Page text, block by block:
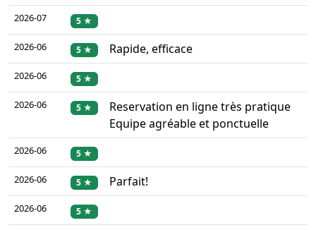
2026-07 5 ★
2026-06 5 ★ Rapide, efficace
2026-06 5 ★
2026-06 5 ★
Reservation en ligne très pratique
Equipe agréable et ponctuelle
2026-06 5 ★
2026-06 5 ★ Parfait!
2026-06 5 ★